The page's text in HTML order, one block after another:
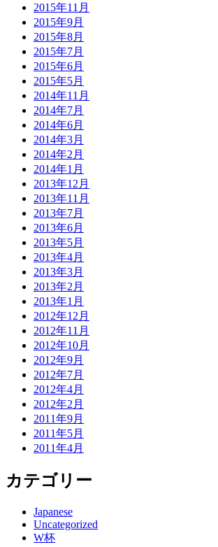
2015年11月
2015年9月
2015年8月
2015年7月
2015年6月
2015年5月
2014年11月
2014年7月
2014年6月
2014年3月
2014年2月
2014年1月
2013年12月
2013年11月
2013年7月
2013年6月
2013年5月
2013年4月
2013年3月
2013年2月
2013年1月
2012年12月
2012年11月
2012年10月
2012年9月
2012年7月
2012年4月
2012年2月
2011年9月
2011年5月
2011年4月
カテゴリー
Japanese
Uncategorized
W杯